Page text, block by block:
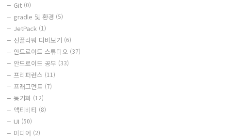
Git (0)
gradle 및 환경 (5)
JetPack (1)
선플라워 디비보기 (6)
안드로이드 스튜디오 (37)
안드로이드 공부 (33)
프리퍼런스 (11)
프래그먼트 (7)
동기화 (12)
액티비티 (8)
UI (50)
미디어 (2)